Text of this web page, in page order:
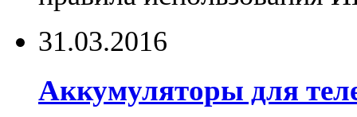
31.03.2016
Аккумуляторы для